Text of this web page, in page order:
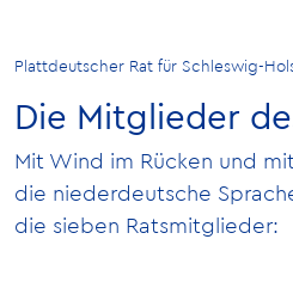
Plattdeutscher Rat für Schleswig-
Die Mitglieder
Mit Wind im Rücken und
die niederdeutsche
die sieben Ratsmitglieder: